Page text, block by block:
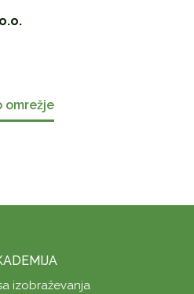
omrežje
izobraževanja